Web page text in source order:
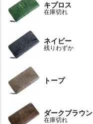
キプロス
在庫切れ
ネイビー
残りわずか
トープ
ダークブラウン
在庫切れ